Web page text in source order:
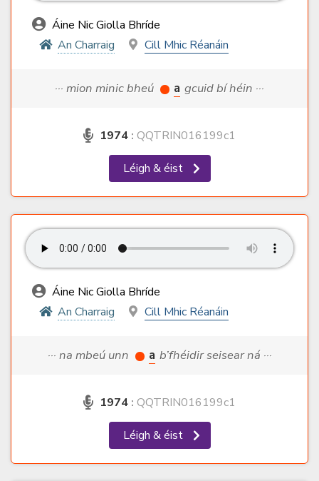
Áine Nic Giolla Bhríde
An Charraig
Cill Mhic Réanáin
··· mion minic bheú a gcuid bí héin ···
1974 : QQTRIN016199c1
Léigh & éist
Áine Nic Giolla Bhríde
An Charraig
Cill Mhic Réanáin
··· na mbeú unn a b’fhéidir seisear ná ···
1974 : QQTRIN016199c1
Léigh & éist